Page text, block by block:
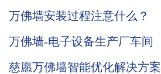
万佛墙安装过程注意什么？
万佛墙-电子设备生产厂车间
慈愿万佛墙智能优化解决方案